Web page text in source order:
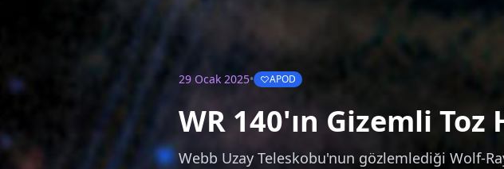
29 Ocak 2025• APOD
WR 140'ın Gizemli Toz
Webb Uzay Teleskobu'nun gözlemlediği Wolf-